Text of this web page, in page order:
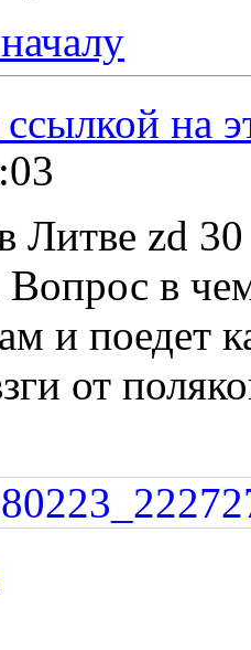
Литве zd 30
Вопрос в
и поедет
от